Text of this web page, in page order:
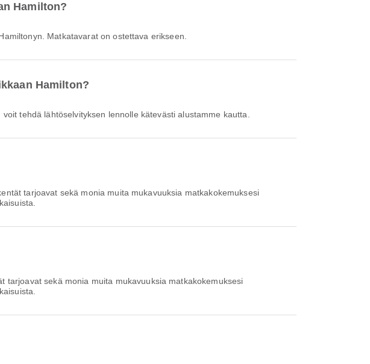
Hamilton?
Matkatavarat on ostettava erikseen.
Hamilton?
tehdä lähtöselvityksen lennolle kätevästi alustamme kautta.
tarjoavat sekä monia muita mukavuuksia matkakokemuksesi
tarjoavat sekä monia muita mukavuuksia matkakokemuksesi